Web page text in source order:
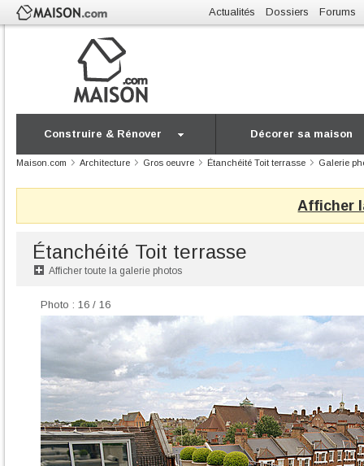
Actualités Dossiers Forums
Construire & Rénover Décorer sa maison
Maison.com Architecture Gros oeuvre Étanchéité Toit terrasse Galerie
Afficher
Étanchéité Toit terrasse
Afficher toute la galerie photos
Photo : 16 / 16